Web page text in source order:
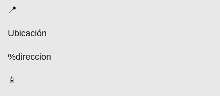
📍
Ubicación
%direccion
📱